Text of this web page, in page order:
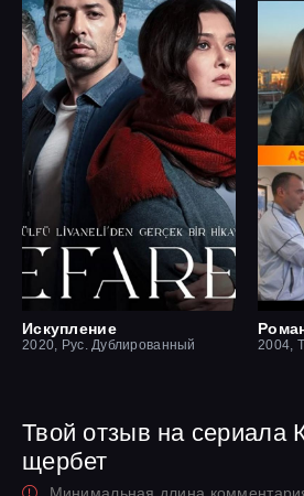
Искупление
2020, Рус. Дублированный 2004,
Твой отзыв на сериала
щербет